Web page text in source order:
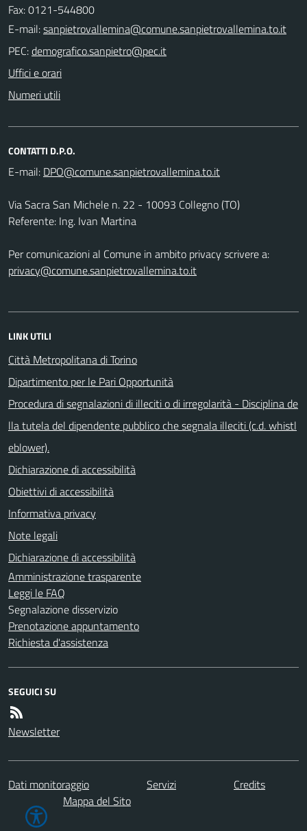
Fax: 0121-544800
E-mail:
PEC:
Uffici e orari
Numeri utili
CONTATTI D.P.O.
E-mail:
Via Sacra San Michele n. 22 - 10093 Collegno (TO)
Referente: Ing. Ivan Martina
Per comunicazioni al Comune in ambito privacy scrivere a:
privacy@comune.sanpietrovallemina.to.it
LINK UTILI
Città Metropolitana di Torino
Dipartimento per le Pari Opportunità
Procedura di segnalazioni di illeciti o di irregolarità - Disciplina de
lla tutela del dipendente pubblico che segnala illeciti (c.d. whistl
eblower).
Dichiarazione di accessibilità
Obiettivi di accessibilità
Informativa privacy
Note legali
Dichiarazione di accessibilità
Amministrazione trasparente
Leggi le FAQ
Segnalazione disservizio
Prenotazione appuntamento
Richiesta d'assistenza
SEGUICI SU
Newsletter
Dati monitoraggio Servizi
Credits
Mappa del Sito